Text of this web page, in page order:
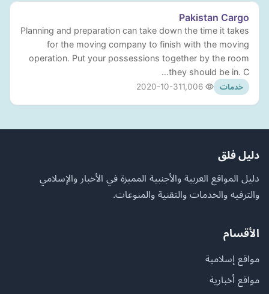
Pakistan Cargo
Planning and preparation can take down the time it takes
for the moving company to finish with the moving
operation. Put your possessions together by the room
they should be in. C…
خدمات 2020-10-31
دليل فلق
دليل المواقع العربية والأجنبية المميزة في الأخبار والإسلامي
والترفيه والخدمات والتقنية والمنوعات.
الأقسام
مواقع إسلامية
مواقع أخبارية